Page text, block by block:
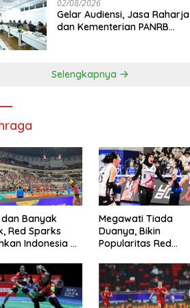
02/08/2026
Gelar Audiensi, Jasa Raharja
dan Kementerian PANRB
Selengkapnya
dan Banyak
Red Sparks
Indonesia All
Megawati Tiada
Duanya, Bikin
Popularitas Red